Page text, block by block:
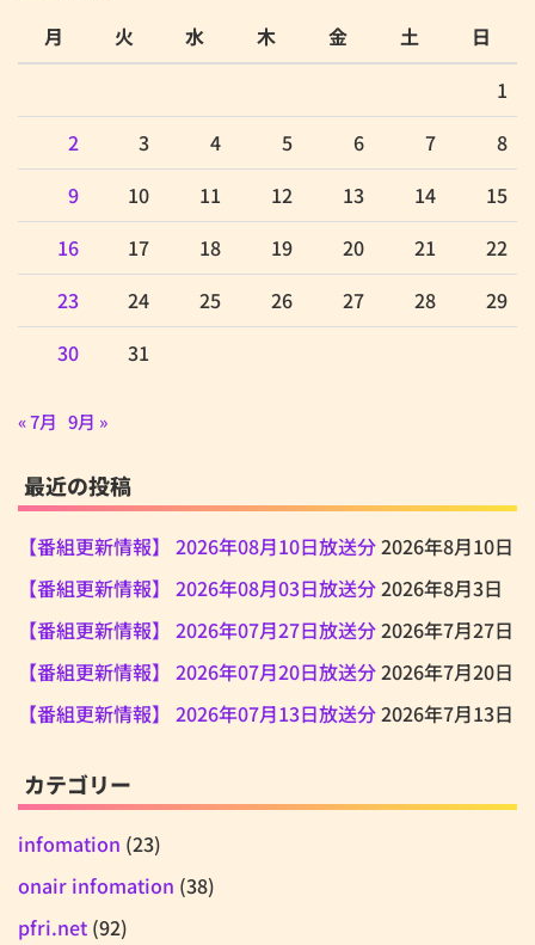
月
火 水 木 金 土
日
1
2
3 4 5 6 7
8
9
10 11 12 13 14
15
16
17 18 19 20 21
22
23
24 25 26 27 28
29
30
31
« 7月 9月 »
最近の投稿
【番組更新情報】 2026年08月10日放送分2026年8月10日
【番組更新情報】 2026年08月03日放送分2026年8月3日
【番組更新情報】 2026年07月27日放送分2026年7月27日
【番組更新情報】 2026年07月20日放送分2026年7月20日
【番組更新情報】 2026年07月13日放送分2026年7月13日
カテゴリー
infomation (23)
onair infomation (38)
pfri.net (92)